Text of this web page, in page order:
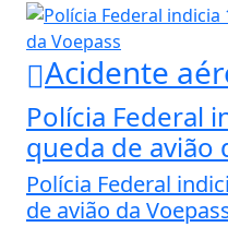
Acidente
Polícia Federal
queda de avião
Polícia Federal
de avião da